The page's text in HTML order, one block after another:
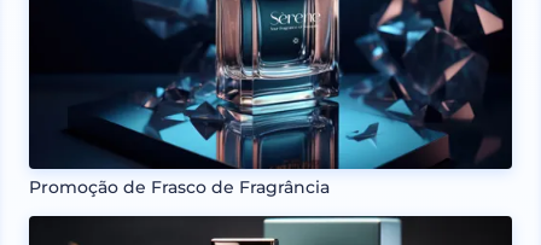
Promoção de Frasco de Fragrância